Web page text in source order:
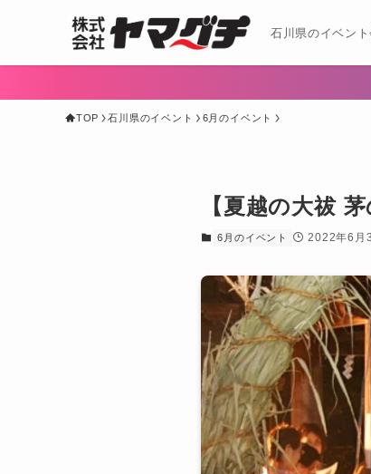
石川県のイベン
TOP 石川県のイベント 6月のイベント
【夏越の大祓
6月のイベント 2022年6月